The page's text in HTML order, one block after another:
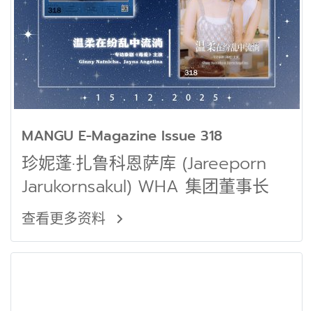
MANGU E-Magazine Issue 318
珍妮蓬·扎鲁科恩萨库 (Jareeporn
Jarukornsakul) WHA 集团董事长
查看更多资料